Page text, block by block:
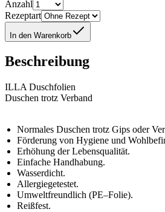
Anzahl
Rezeptart
In den Warenkorb
Beschreibung
ILLA Duschfolien
Duschen trotz Verband
Normales Duschen trotz Gips oder
Förderung von Hygiene und
Erhöhung der Lebensqualität.
Einfache Handhabung.
Wasserdicht.
Allergiegetestet.
Umweltfreundlich (PE–Folie).
Reißfest.